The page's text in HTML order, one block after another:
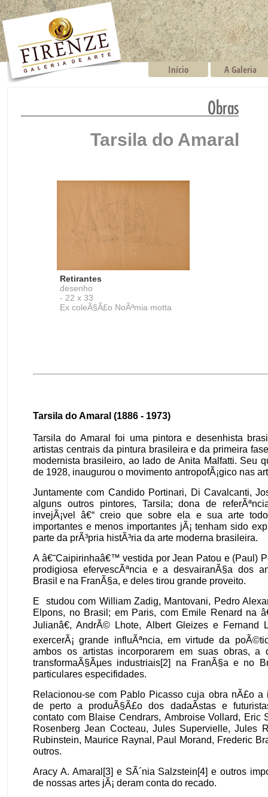
Início A Galeria
Tarsila do Amaral
Retirantes
desenho
- 22 x 33
Ex coleÃ§Ã£o NoÃªmia motta
Tarsila do Amaral (1886 - 1973)
Tarsila do Amaral foi uma pintora e desenhista
artistas centrais da pintura brasileira e da primeira
modernista brasileiro, ao lado de Anita Malfatti. Seu
de 1928, inaugurou o movimento antropofÃ¡gico nas
Juntamente com Candido Portinari, Di Cavalcanti,
alguns outros pintores, Tarsila; dona de
invejÃ¡vel â€“ creio que sobre ela e sua arte
importantes e menos importantes jÃ¡ tenham sido
parte da prÃ³pria histÃ³ria da arte moderna brasileira.
A â€˜Caipirinhaâ€™ vestida por Jean Patou e (Paul)
prodigiosa efervescÃªncia e a desvairanÃ§a dos
Brasil e na FranÃ§a, e deles tirou grande proveito.
E studou com William Zadig, Mantovani, Pedro
Elpons, no Brasil; em Paris, com Emile Renard na
Julianâ€, AndrÃ© Lhote, Albert Gleizes e Fernand
exercerÃ¡ grande influÃªncia, em virtude da
ambos os artistas incorporarem em suas obras, a
transformaÃ§Ãµes industriais[2] na FranÃ§a e no
particulares especifidades.
Relacionou-se com Pablo Picasso cuja obra nÃ£o a
de perto a produÃ§Ã£o dos dadaÃ­stas e
contato com Blaise Cendrars, Ambroise Vollard, Eric
Rosenberg Jean Cocteau, Jules Supervielle, Jules
Rubinstein, Maurice Raynal, Paul Morand, Frederic
outros.
Aracy A. Amaral[3] e SÃ´nia Salzstein[4] e outros
de nossas artes jÃ¡ deram conta do recado.